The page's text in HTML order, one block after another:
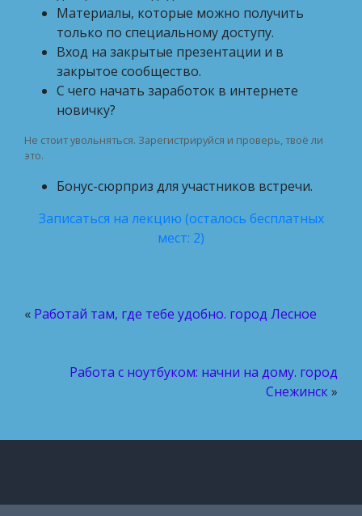
Материалы, которые можно получить
только по специальному доступу.
Вход на закрытые презентации и в
закрытое сообщество.
С чего начать заработок в интернете
новичку?
Не стоит увольняться. Зарегистрируйся и проверь, твоё ли
это.
Бонус-сюрприз для участников встречи.
Записаться на лекцию (осталось бесплатных
мест: 2)
« Работай там, где тебе удобно. город Лесное
Работа с ноутбуком: начни на дому. город
Снежинск»